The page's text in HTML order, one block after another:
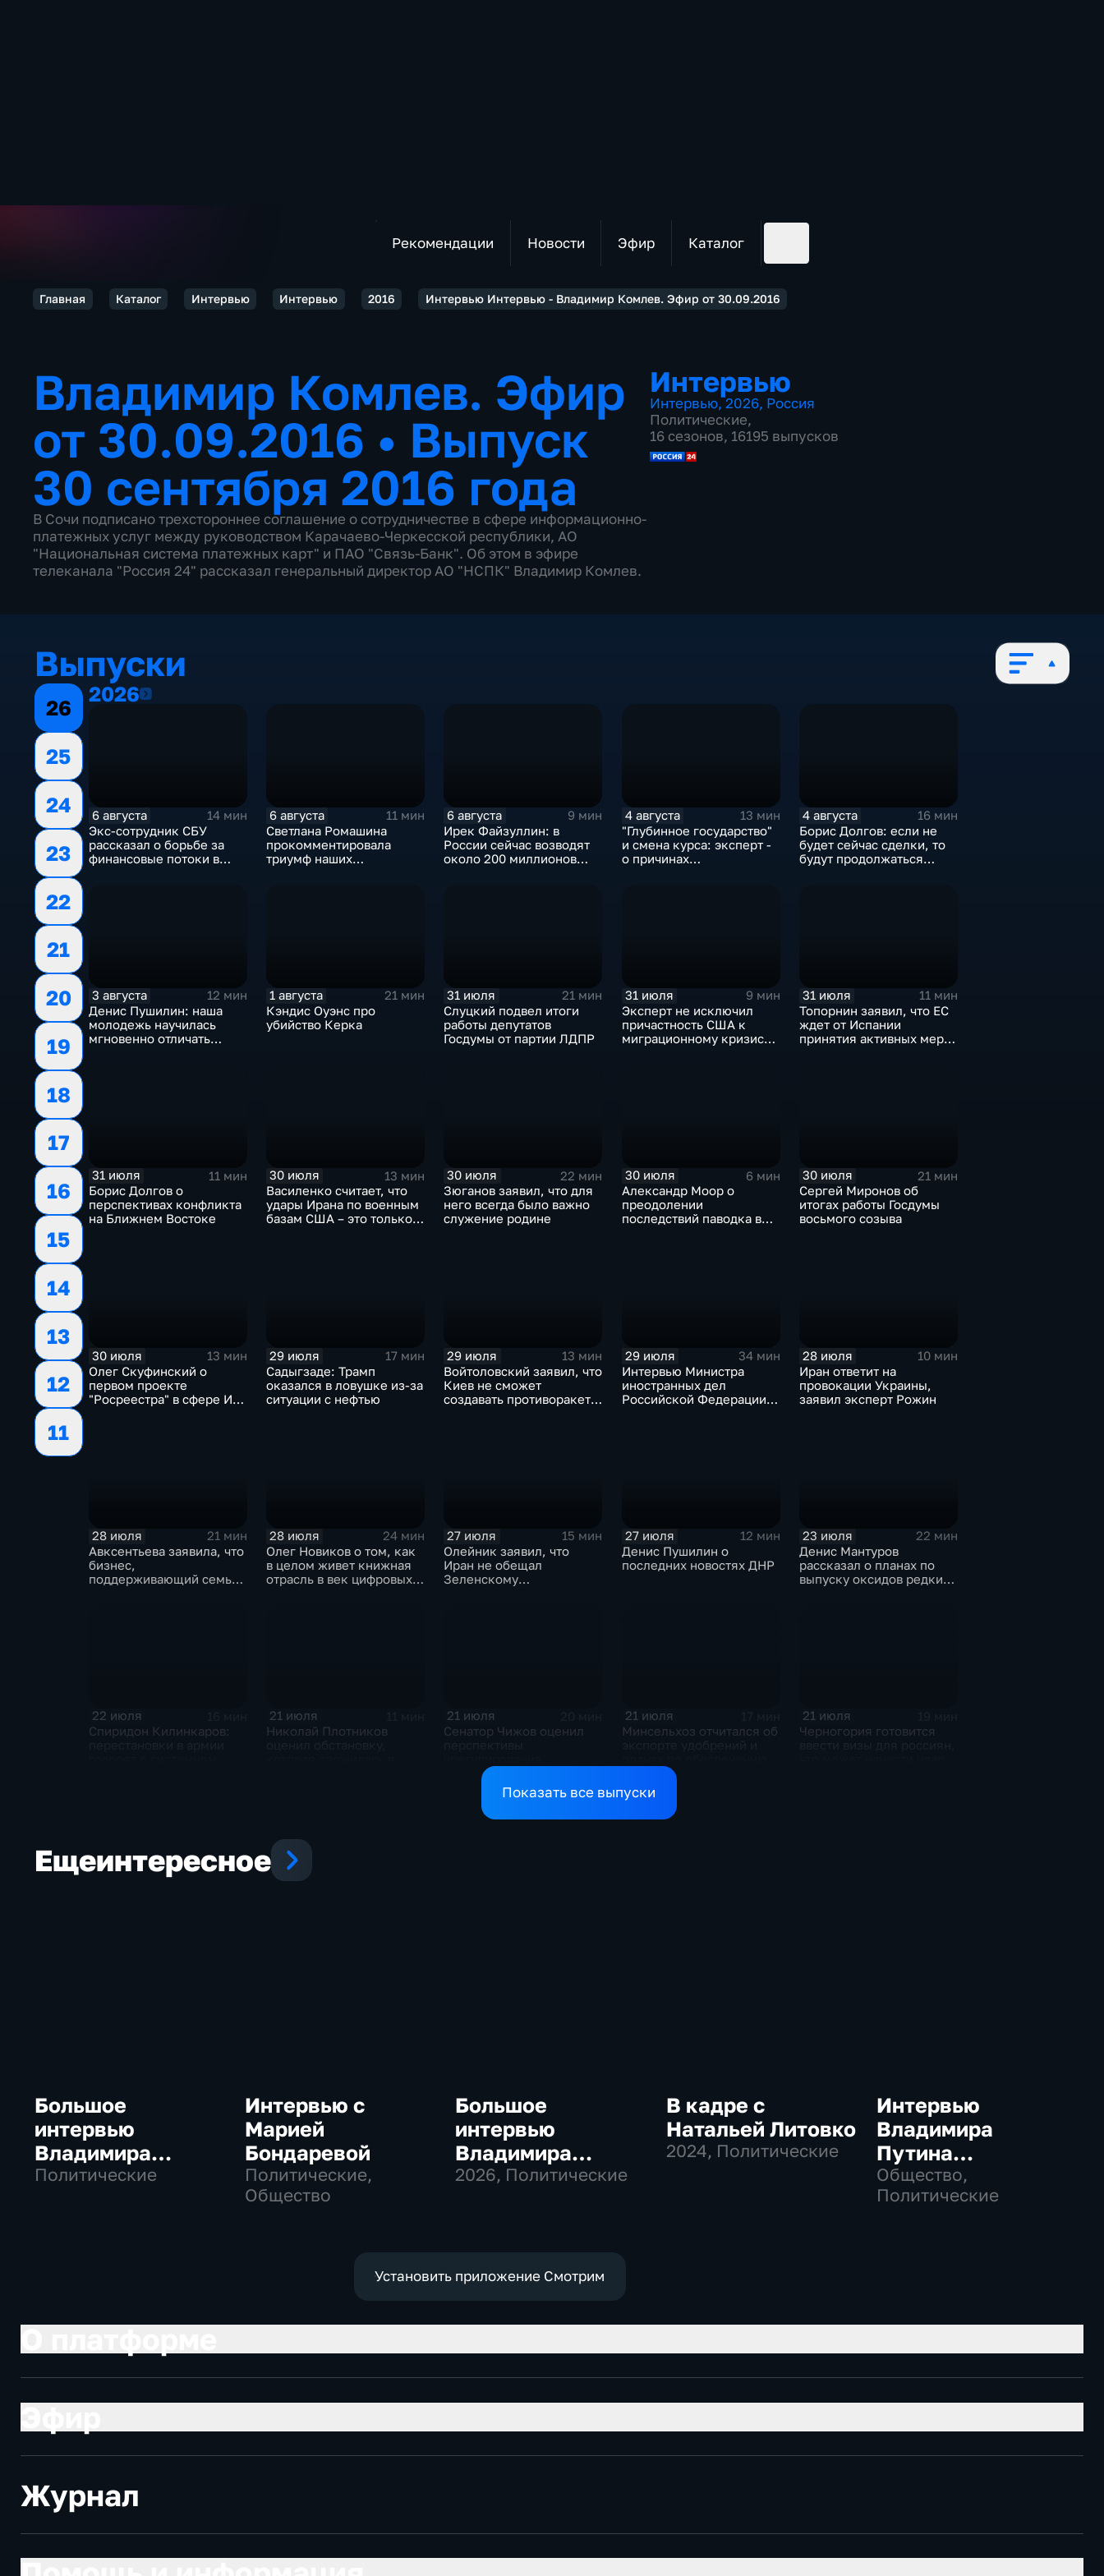
Рекомендации Новости Эфир Каталог
Главная Каталог Интервью Интервью 2016 Интервью Интервью - Владимир Комлев. Эфир от 30.09.2016
Владимир Комлев. Эфир
от 30.09.2016 • Выпуск
30 сентября 2016 года
В Сочи подписано трехстороннее соглашение о сотрудничестве в сфере информационно-
платежных услуг между руководством Карачаево-Черкесской республики, АО
"Национальная система платежных карт" и ПАО "Связь-Банк". Об этом в эфире
телеканала "Россия 24" рассказал генеральный директор АО "НСПК" Владимир Комлев.
Интервью
Интервью, 2026, Россия
Политические,
16 сезонов, 16195 выпусков
Выпуски
26
25
24
23
22
21
20
19
18
17
16
15
14
13
12
11
20262026
6 августа
14 мин
Экс-сотрудник СБУ
рассказал о борьбе за
финансовые потоки в
6 августа
11 мин
Светлана Ромашина
прокомментировала
триумф наших
6 августа
9 мин
Ирек Файзуллин: в
России сейчас возводят
около 200 миллионов
4 августа
13 мин
"Глубинное государство"
и смена курса: эксперт -
о причинах
4 августа
16 мин
Борис Долгов: если не
будет сейчас сделки, то
будут продолжаться
3 августа
12 мин
Денис Пушилин: наша
молодежь научилась
мгновенно отличать
1 августа
21 мин
Кэндис Оуэнс про
убийство Керка
31 июля
21 мин
Слуцкий подвел итоги
работы депутатов
Госдумы от партии ЛДПР
31 июля
9 мин
Эксперт не исключил
причастность США к
миграционному кризису в
31 июля
11 мин
Топорнин заявил, что ЕС
ждет от Испании
принятия активных мер
31 июля
11 мин
Борис Долгов о
перспективах конфликта
на Ближнем Востоке
30 июля
13 мин
Василенко считает, что
удары Ирана по военным
базам США – это только
30 июля
22 мин
Зюганов заявил, что для
него всегда было важно
служение родине
30 июля
6 мин
Александр Моор о
преодолении
последствий паводка в
30 июля
21 мин
Сергей Миронов об
итогах работы Госдумы
восьмого созыва
30 июля
13 мин
Олег Скуфинский о
первом проекте
"Росреестра" в сфере ИИ
29 июля
17 мин
Садыгзаде: Трамп
оказался в ловушке из-за
ситуации с нефтью
29 июля
13 мин
Войтоловский заявил, что
Киев не сможет
создавать противоракеты
29 июля
34 мин
Интервью Министра
иностранных дел
Российской Федерации,
28 июля
10 мин
Иран ответит на
провокации Украины,
заявил эксперт Рожин
28 июля
21 мин
Авксентьева заявила, что
бизнес,
поддерживающий семьи,
28 июля
24 мин
Олег Новиков о том, как
в целом живет книжная
отрасль в век цифровых
27 июля
15 мин
Олейник заявил, что
Иран не обещал
Зеленскому
27 июля
12 мин
Денис Пушилин о
последних новостях ДНР
23 июля
22 мин
Денис Мантуров
рассказал о планах по
выпуску оксидов редких
22 июля
Спиридон Килинкаров:
21 июля
Николай Плотников
21 июля
Сенатор Чижов оценил
конфликтов на Ближнем
Востоке и диалог с
21 июля
Минсельхоз отчитался об
аграриев топливом
21 июля
Черногория готовится
Показать все выпуски
Ещеинтересное
Большое
интервью
Владимира
Путина Сергею
Политические
Интервью с
Марией
Бондаревой
Политические,
Общество
Большое
интервью
Владимира
Соловьева
2026, Политические
В кадре с
Натальей Литовко
2024, Политические
Интервью
Владимира
Путина
телекомпании
NBC
Общество,
Политические
Установить приложение Смотрим
Журнал